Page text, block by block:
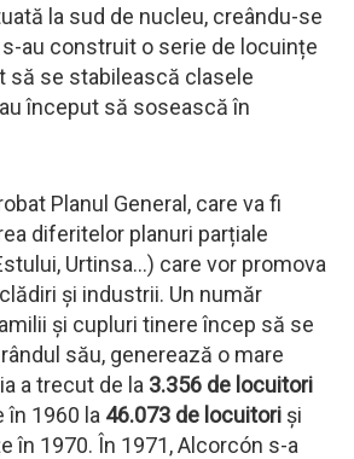
la sud de nucleu, creându-se
au construit o serie de locuințe
să se stabilească clasele
început să sosească în
Planul General, care va fi
diferitelor planuri parțiale
Urtinsa...) care vor promova
și industrii. Un număr
și cupluri tinere încep să se
său, generează o mare
a trecut de la 3.356 de locuitori
în 1960 la 46.073 de locuitori și
în 1970. În 1971, Alcorcón s-a